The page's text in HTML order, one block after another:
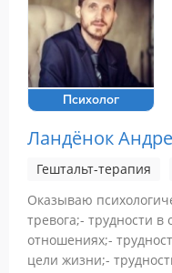
Психолог
Ландёнок
Гештальт-терапия
Оказываю
тревога;- трудности
отношениях;-
цели жизни;-